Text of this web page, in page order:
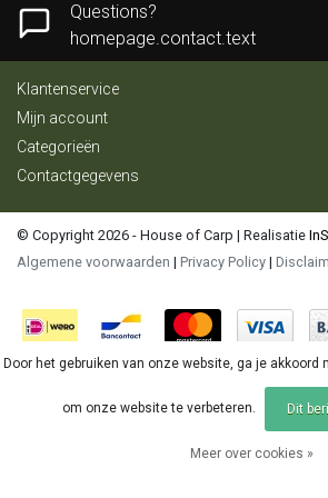
Questions?
homepage.contact.text
Klantenservice
Mijn account
Categorieën
Contactgegevens
© Copyright 2026 - House of Carp | Realisatie
Algemene voorwaarden | Privacy Policy |
Door het gebruiken van onze website, ga je akkoord
om onze website te verbeteren. Dit
Meer over cookies »